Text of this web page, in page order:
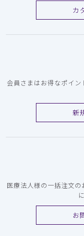
カ
会員さまはお得なポイ
新
医療法人様の一括注文
お